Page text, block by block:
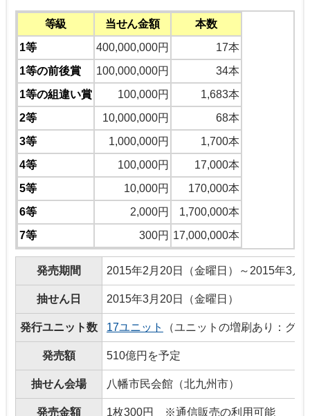
等級 当せん金額
本数
1等
400,000,000円
17本
1等の前後賞
100,000,000円
34本
1等の組違い賞
100,000円
1,683本
2等
10,000,000円
68本
3等
1,000,000円
1,700本
4等
100,000円
17,000本
5等
10,000円
170,000本
6等
2,000円
1,700,000本
7等
300円 17,000,000本
発売期間 2015年2月20日（金曜日）～2015年3月
抽せん日 2015年3月20日（金曜日）
発行ユニット数 17ユニット （ユニットの増刷あり：グ
発売額 510億円を予定
抽せん会場 八幡市民会館（北九州市）
発売金額 1枚300円 ※通信販売の利用可能